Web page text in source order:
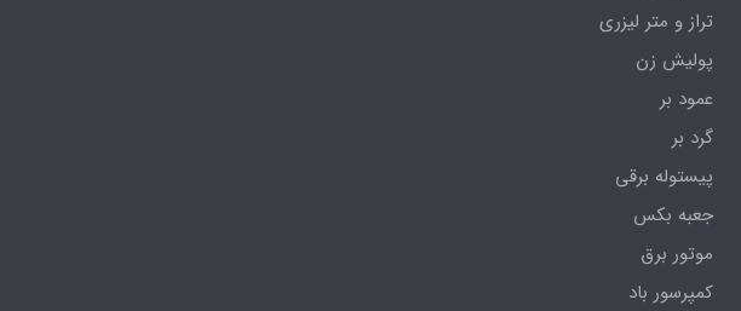
تراز و متر لیزری
پولیش زن
عمود بر
گرد بر
پیستوله برقی
جعبه بکس
موتور برق
کمپرسور باد